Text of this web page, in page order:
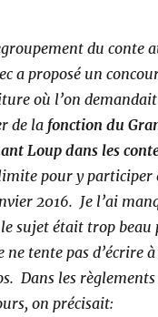
du conte
a proposé un
où l’on
de la fonction du
Loup dans les
pour y participer
2016. Je l’ai
sujet était trop beau
ne tente pas d’écrire à
Dans les règlements
on précisait: